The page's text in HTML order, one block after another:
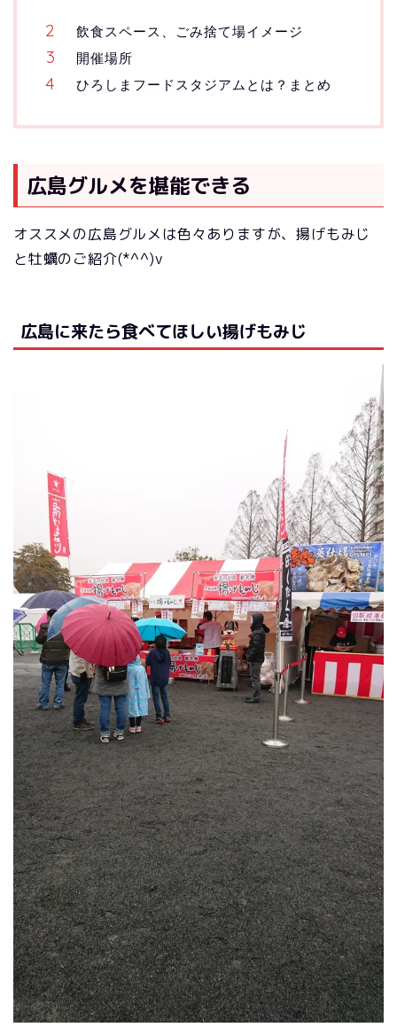
飲食スペース、ごみ捨て場イメージ
開催場所
ひろしまフードスタジアムとは？まとめ
広島グルメを堪能できる
オススメの広島グルメは色々ありますが、揚げもみじ
と牡蠣のご紹介(*^^)v
広島に来たら食べてほしい揚げもみじ